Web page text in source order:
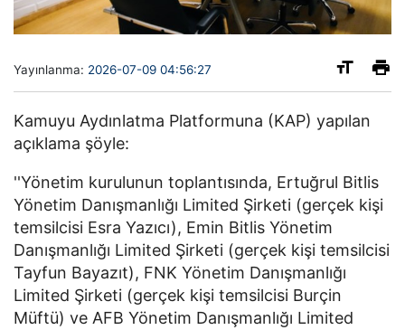
Yayınlanma: 2026-07-09 04:56:27
Kamuyu Aydınlatma Platformuna (KAP) yapılan
açıklama şöyle:
''Yönetim kurulunun toplantısında, Ertuğrul Bitlis
Yönetim Danışmanlığı Limited Şirketi (gerçek kişi
temsilcisi Esra Yazıcı), Emin Bitlis Yönetim
Danışmanlığı Limited Şirketi (gerçek kişi temsilcisi
Tayfun Bayazıt), FNK Yönetim Danışmanlığı
Limited Şirketi (gerçek kişi temsilcisi Burçin
Müftü) ve AFB Yönetim Danışmanlığı Limited